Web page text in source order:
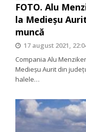
FOTO. Alu
la Medieșu
muncă
17 august 2021,
Compania Alu
Medieșu Aurit din
halele…